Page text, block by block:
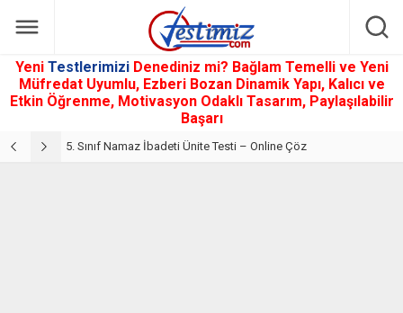
Yeni Testlerimizi Denediniz mi? Bağlam Temelli ve Yeni
Müfredat Uyumlu, Ezberi Bozan Dinamik Yapı, Kalıcı ve
Etkin Öğrenme, Motivasyon Odaklı Tasarım, Paylaşılabilir
Başarı
5. Sınıf Namaz İbadeti Ünite Testi – Online Çöz